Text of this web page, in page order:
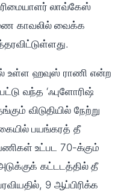
லாவ்கேஸ்
காவலில் வைக்க
உள்ள ஹவுஸ் ராணி என்ற
வந்த ‘ஃபுளோரிஷ்
விடுதியில் நேற்று
பயங்கரத் தீ
உட்பட 70-க்கும்
கட்டடத்தில் தீ
9 ஆப்பிரிக்க